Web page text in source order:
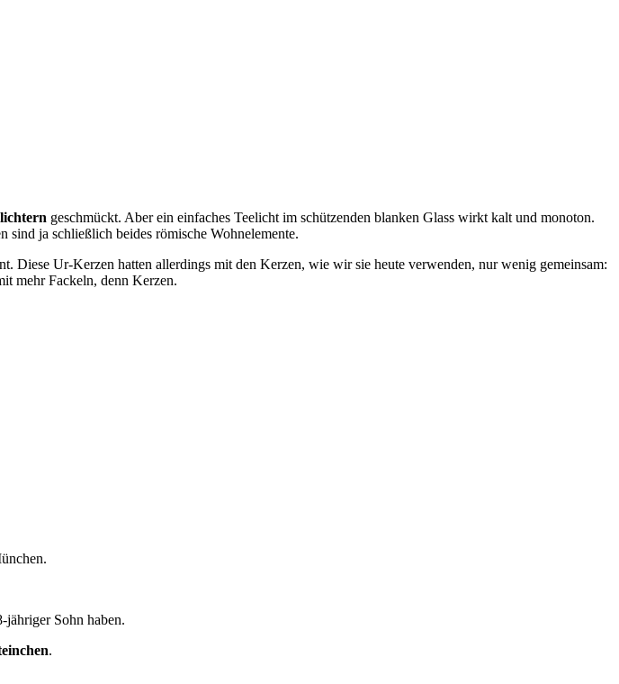
geschmückt. Aber ein einfaches Teelicht im schützenden blanken Glass wirkt kalt und monoton.
ja schließlich beides römische Wohnelemente.
Ur-Kerzen hatten allerdings mit den Kerzen, wie wir sie heute verwenden, nur wenig gemeinsam:
mehr Fackeln, denn Kerzen.
Sohn haben.
.